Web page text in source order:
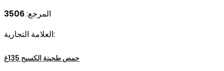
المرجع:3506
العلامة التجارية:
حمص طحينة الكسيح 135غ